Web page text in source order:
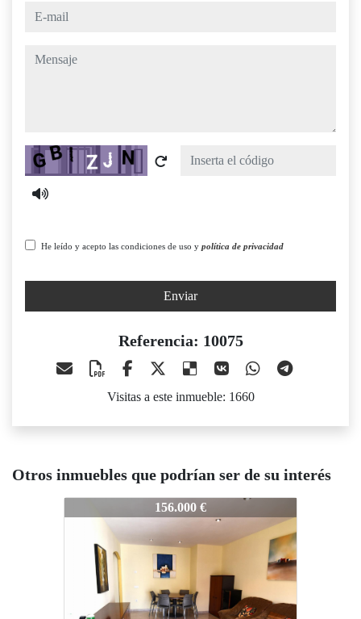
e-mail
mensaje
Captcha
He leído y acepto las condiciones de uso y política de privacidad
Enviar
Referencia: 10075
Visitas a este inmueble: 1660
Otros inmuebles que podrían ser de su interés
156.000 €
10075